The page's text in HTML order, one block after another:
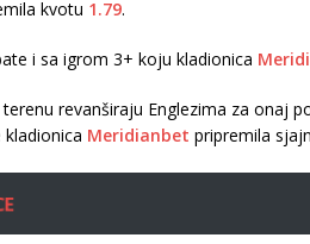
kvotu 1.79.
i sa igrom 3+ koju kladionica
revanširaju Englezima za onaj
Meridianbet pripremila